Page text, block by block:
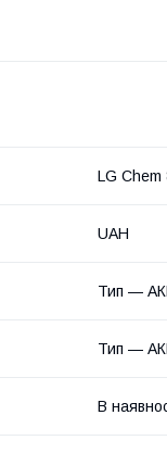
LG Chem
UAH
Тип —
Тип —
В